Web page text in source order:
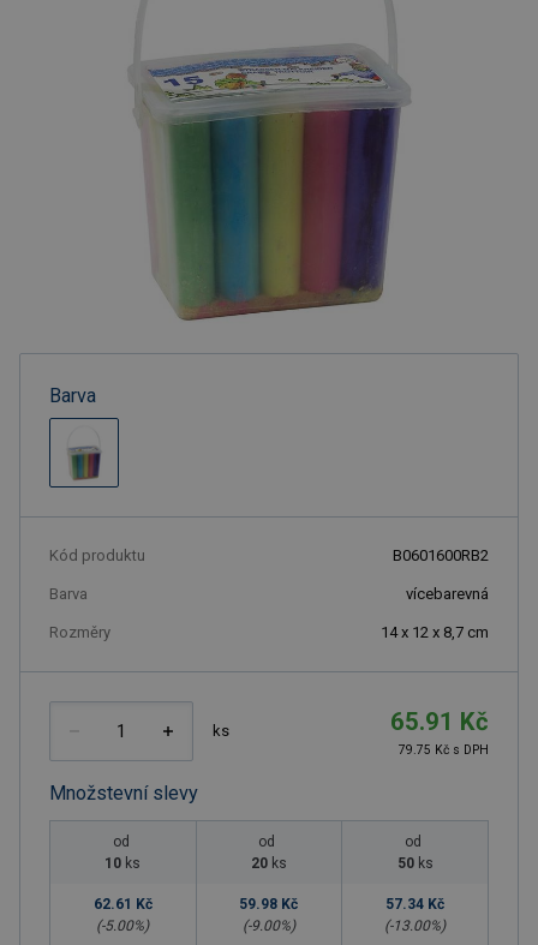
Barva
Kód produktu B0601600RB2
Barva vícebarevná
Rozměry 14 x 12 x 8,7 cm
ks 65.91 Kč
79.75 Kč s DPH
Množstevní slevy
od
10 ks
62.61 Kč
(-5.00%)
od
20 ks
59.98 Kč
(-9.00%)
od
50 ks
57.34 Kč
(-13.00%)